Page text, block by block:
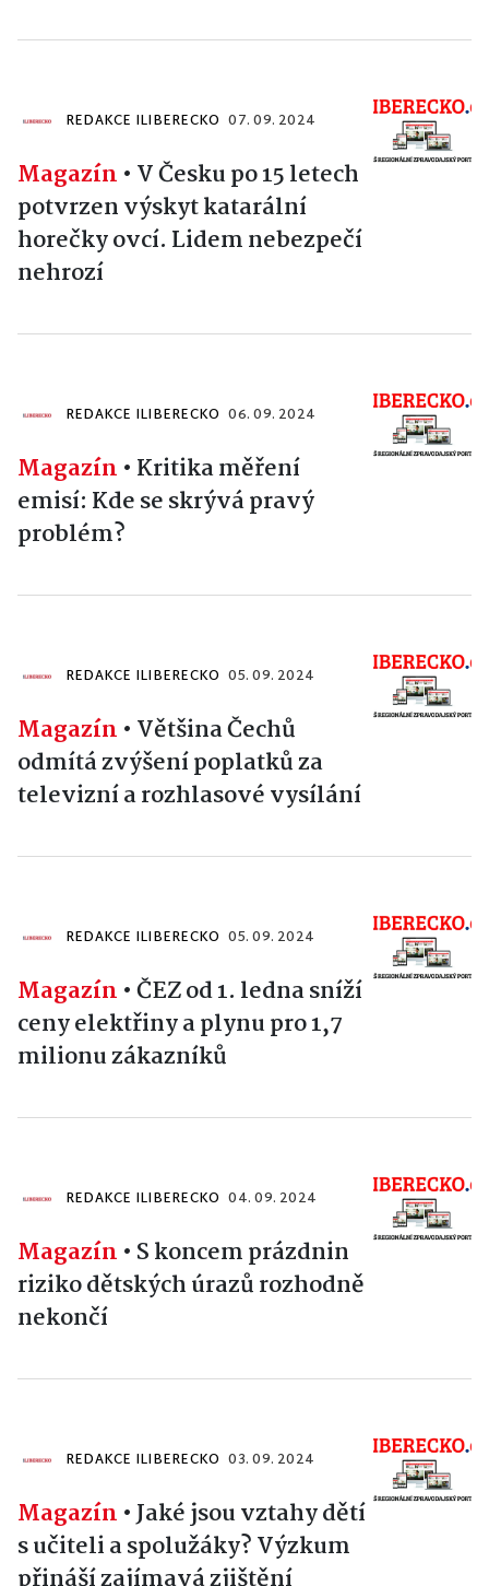
REDAKCE ILIBERECKO 07. 09. 2024
Magazín • V Česku po 15 letech
potvrzen výskyt katarální
horečky ovcí. Lidem nebezpečí
nehrozí
REDAKCE ILIBERECKO 06. 09. 2024
Magazín • Kritika měření
emisí: Kde se skrývá pravý
problém?
REDAKCE ILIBERECKO 05. 09. 2024
Magazín • Většina Čechů
odmítá zvýšení poplatků za
televizní a rozhlasové vysílání
REDAKCE ILIBERECKO 05. 09. 2024
Magazín •ČEZ od 1. ledna sníží
ceny elektřiny a plynu pro 1,7
milionu zákazníků
REDAKCE ILIBERECKO 04. 09. 2024
Magazín • S koncem prázdnin
riziko dětských úrazů rozhodně
nekončí
REDAKCE ILIBERECKO 03. 09. 2024
Magazín •Jaké jsou vztahy dětí
s učiteli a spolužáky? Výzkum